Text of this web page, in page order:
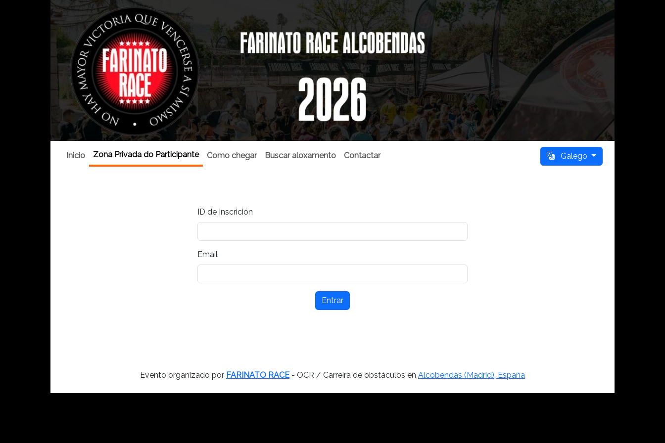
Inicio Zona Privada do Participante Como chegar Buscar aloxamento Contactar Galego
ID de Inscrición
Email
Entrar
Evento organizado por FARINATO RACE- OCR / Carreira de obstáculos en Alcobendas (Madrid), España